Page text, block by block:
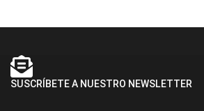
SUSCRÍBETE A NUESTRO NEWSLETTER